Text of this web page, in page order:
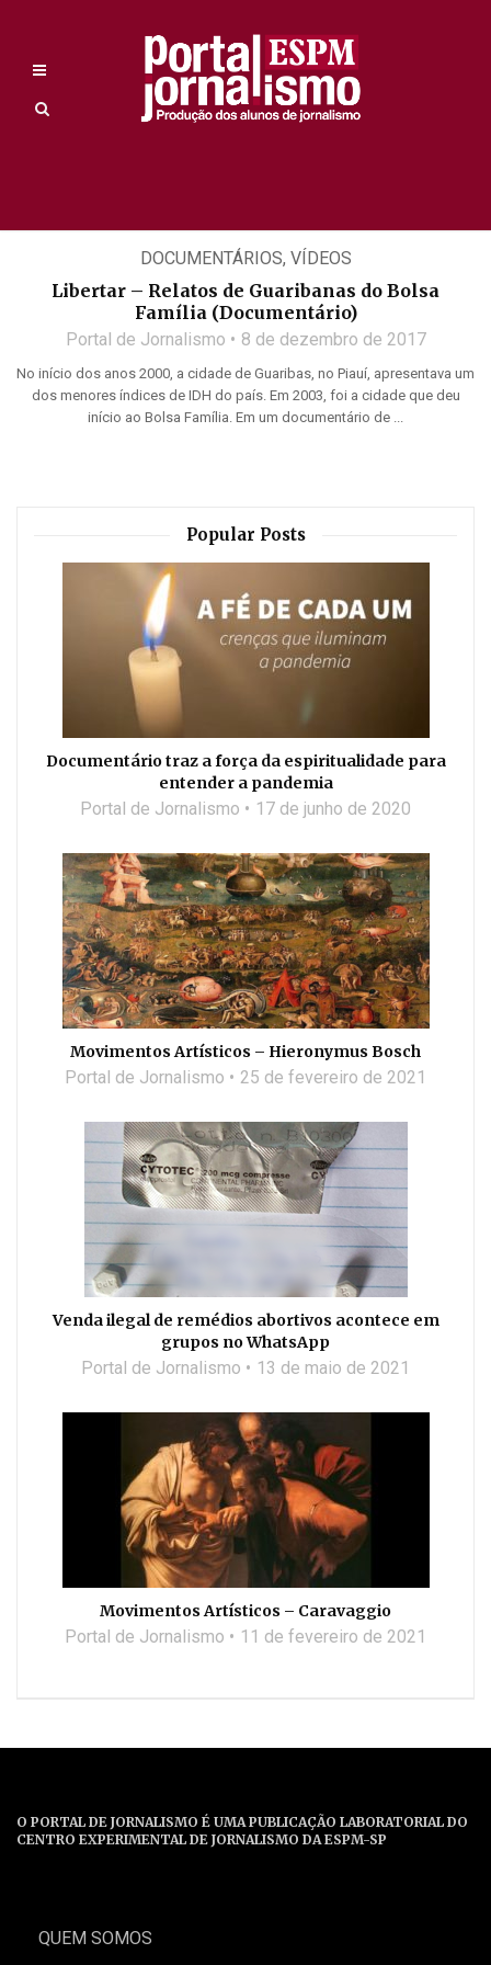
DOCUMENTÁRIOS, VÍDEOS
Libertar – Relatos de Guaribanas do Bolsa
Família (Documentário)
Portal de Jornalismo 8 de dezembro de 2017
No início dos anos 2000, a cidade de Guaribas, no Piauí, apresentava um
dos menores índices de IDH do país. Em 2003, foi a cidade que deu
início ao Bolsa Família. Em um documentário de ...
Popular Posts
Documentário traz a força da espiritualidade para
entender a pandemia
Portal de Jornalismo 17 de junho de 2020
Movimentos Artísticos – Hieronymus Bosch
Portal de Jornalismo 25 de fevereiro de 2021
Venda ilegal de remédios abortivos acontece em
grupos no WhatsApp
Portal de Jornalismo 13 de maio de 2021
Movimentos Artísticos – Caravaggio
Portal de Jornalismo 11 de fevereiro de 2021
O PORTAL DE JORNALISMO É UMA PUBLICAÇÃO LABORATORIAL DO
CENTRO EXPERIMENTAL DE JORNALISMO DA ESPM-SP
QUEM SOMOS